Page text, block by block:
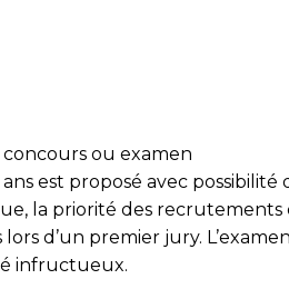
ou examen
est proposé avec possibilité
la priorité des recrutements
d’un premier jury.
infructueux.